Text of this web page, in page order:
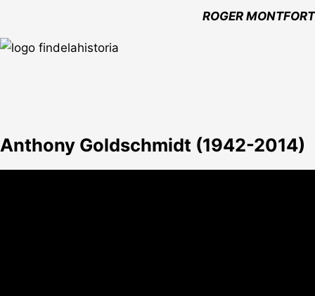
ROGER MONTFORT
Anthony Goldschmidt (1942-2014)